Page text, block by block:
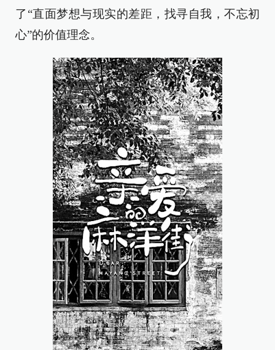
了“直面梦想与现实的差距，找寻自我，不忘初
心”的价值理念。